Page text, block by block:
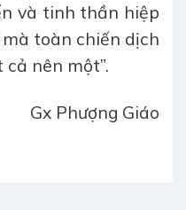
và tinh thần hiệp
toàn chiến dịch
nên một”.
Gx Phượng Giáo